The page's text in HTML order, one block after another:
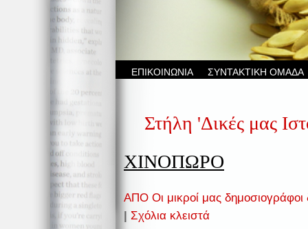
ΕΠΙΚΟΙΝΩΝΙΑ ΣΥΝΤΑΚΤΙΚΗ ΟΜΑΔΑ
Στήλη 'Δικές μας
ΧΙΝΟΠΩΡΟ
ΑΠΟ Οι μικροί μας δημοσιογράφοι
| Σχόλια κλειστά